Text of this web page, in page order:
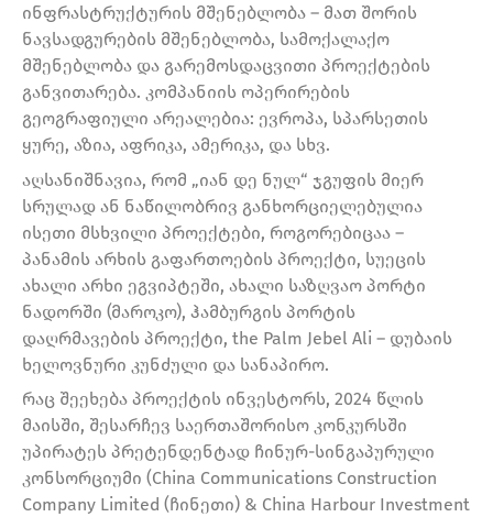
ინფრასტრუქტურის მშენებლობა – მათ შორის
ნავსადგურების მშენებლობა, სამოქალაქო
მშენებლობა და გარემოსდაცვითი პროექტების
განვითარება. კომპანიის ოპერირების
გეოგრაფიული არეალებია: ევროპა, სპარსეთის
ყურე, აზია, აფრიკა, ამერიკა, და სხვ.
აღსანიშნავია, რომ „იან დე ნულ“ ჯგუფის მიერ
სრულად ან ნაწილობრივ განხორციელებულია
ისეთი მსხვილი პროექტები, როგორებიცაა –
პანამის არხის გაფართოების პროექტი, სუეცის
ახალი არხი ეგვიპტეში, ახალი საზღვაო პორტი
ნადორში (მაროკო), ჰამბურგის პორტის
დაღრმავების პროექტი, the Palm Jebel Ali – დუბაის
ხელოვნური კუნძული და სანაპირო.
რაც შეეხება პროექტის ინვესტორს, 2024 წლის
მაისში, შესარჩევ საერთაშორისო კონკურსში
უპირატეს პრეტენდენტად ჩინურ-სინგაპურული
კონსორციუმი (China Communications Construction
Company Limited (ჩინეთი) & China Harbour Investment